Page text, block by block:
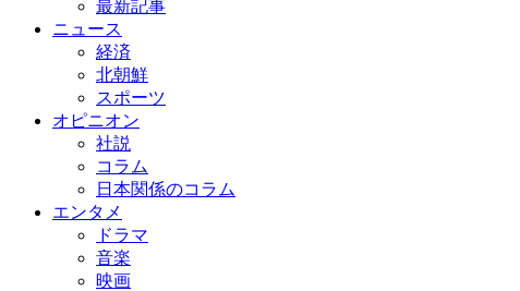
最新記事
ニュース
経済
北朝鮮
スポーツ
オピニオン
社説
コラム
日本関係のコラム
エンタメ
ドラマ
音楽
映画